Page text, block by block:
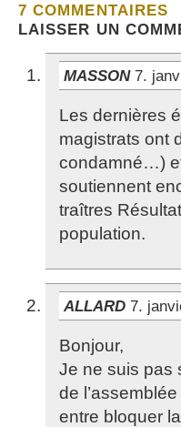
7 COMMENTAIRES
LAISSER UN
MASSON 7.
Les dernières
magistrats ont
condamné…)
soutiennent
traîtres
population.
ALLARD 7.
Bonjour,
Je ne suis pas
de
entre bloquer